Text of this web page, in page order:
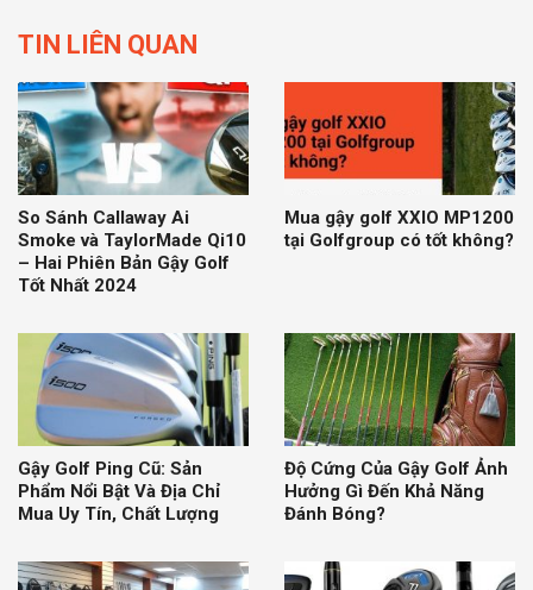
TIN LIÊN QUAN
So Sánh Callaway Ai
Smoke và TaylorMade Qi10
– Hai Phiên Bản Gậy Golf
Tốt Nhất 2024
Mua gậy golf XXIO MP1200
tại Golfgroup có tốt không?
Gậy Golf Ping Cũ: Sản
Phẩm Nổi Bật Và Địa Chỉ
Mua Uy Tín, Chất Lượng
Độ Cứng Của Gậy Golf Ảnh
Hưởng Gì Đến Khả Năng
Đánh Bóng?